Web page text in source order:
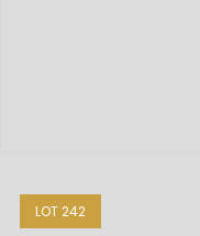
LOT 242